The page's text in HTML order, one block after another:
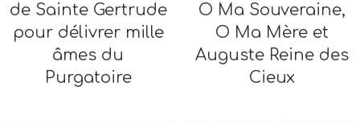
de Sainte Gertrude
pour délivrer mille
âmes du
Purgatoire
O Ma Souveraine,
O Ma Mère et
Auguste Reine des
Cieux